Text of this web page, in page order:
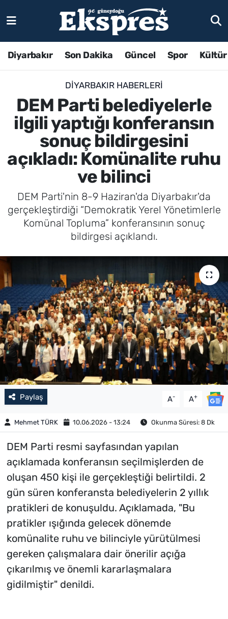
Diyarbakır Son Dakika Güncel Spor
DIYARBAKIR HABERLERI
DEM Parti belediyelerle
ilgili yaptığı konferansın
sonuç bildirgesini
açıkladı: Komünalite ruhu
ve bilinci
DEM Parti'nin 8-9 Haziran'da Diyarbakır'da
gerçekleştirdiği “Demokratik Yerel Yönetimlerle
Komünal Topluma” konferansının sonuç
bildirgesi açıklandı.
Paylaş A- A+
Mehmet TÜRK 10.06.2026 - 13:24 Okunma Süresi: 8 Dk
DEM Parti resmi sayfasından yapılan
açıklamada konferansın seçilmişlerden de
oluşan 450 kişi ile gerçekleştiği belirtildi. 2
gün süren konferansta belediyelerin 2 yıllık
pratikleri de konuşuldu. Açıklamada, "Bu
pratikler ışığında gelecek dönemde
komünalite ruhu ve bilinciyle yürütülmesi
gereken çalışmalara dair önerilir açığa
çıkarılmış ve önemli kararlaşmalara
gidilmiştir" denildi.